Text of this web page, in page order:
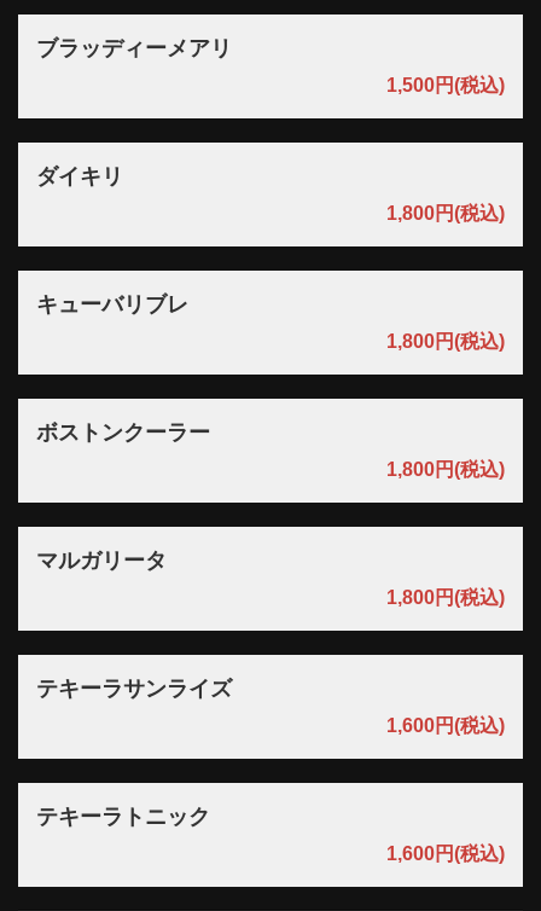
ブラッディーメアリ
1,500円(税込)
ダイキリ
1,800円(税込)
キューバリブレ
1,800円(税込)
ボストンクーラー
1,800円(税込)
マルガリータ
1,800円(税込)
テキーラサンライズ
1,600円(税込)
テキーラトニック
1,600円(税込)
この店舗情報をシェアする
ドリンク | 宮崎牛専門店 銀座みやちく 竹芝店 ベイエリ